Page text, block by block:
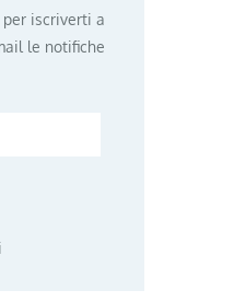
iscriverti a
le notifiche